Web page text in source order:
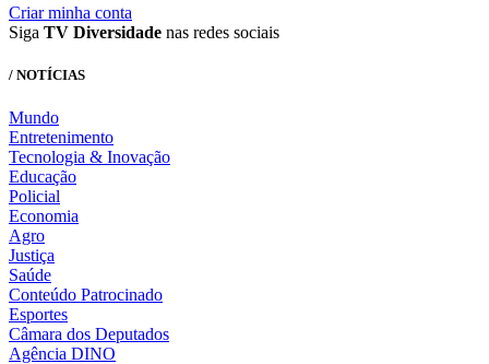
Criar minha conta
Siga TV Diversidade nas redes sociais
/ NOTÍCIAS
Mundo
Entretenimento
Tecnologia & Inovação
Educação
Policial
Economia
Agro
Justiça
Saúde
Conteúdo Patrocinado
Esportes
Câmara dos Deputados
Agência DINO